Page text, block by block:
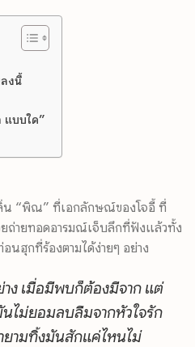
งนี้
แบบใด”
น “พิณ” ที่เอกลักษณ์ของโจอี้ ที่
ถ่ายทอดอารมณ์เจ็บลึกที่ฟังแล้วทั้ง
นฮุกที่ร้องตามได้ง่ายๆ อย่าง
ง เมื่อมีพบก็ต้องมีจาก แต่
ไม่ยอมลบลืมจากหัวใจรัก
ยามทิ้งมันสักแค่ไหนไม่